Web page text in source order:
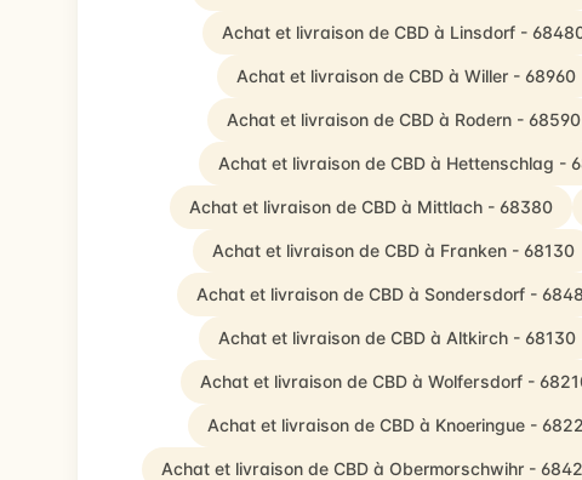
Achat et livraison de CBD à Linsdorf -
Achat et livraison de CBD à Willer - 68960
Achat et livraison de CBD à Rodern - 68590
Achat et livraison de CBD à Hettenschlag -
Achat et livraison de CBD à Mittlach - 68380
Achat et livraison de CBD à Franken - 68130
Achat et livraison de CBD à Sondersdorf -
Achat et livraison de CBD à Altkirch - 68130
Achat et livraison de CBD à Wolfersdorf -
Achat et livraison de CBD à Knoeringue -
Achat et livraison de CBD à Obermorschwihr -